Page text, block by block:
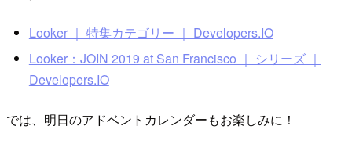
Looker ｜ 特集カテゴリー ｜ Developers.IO
Looker：JOIN 2019 at San Francisco ｜ シリーズ ｜
Developers.IO
では、明日のアドベントカレンダーもお楽しみに！